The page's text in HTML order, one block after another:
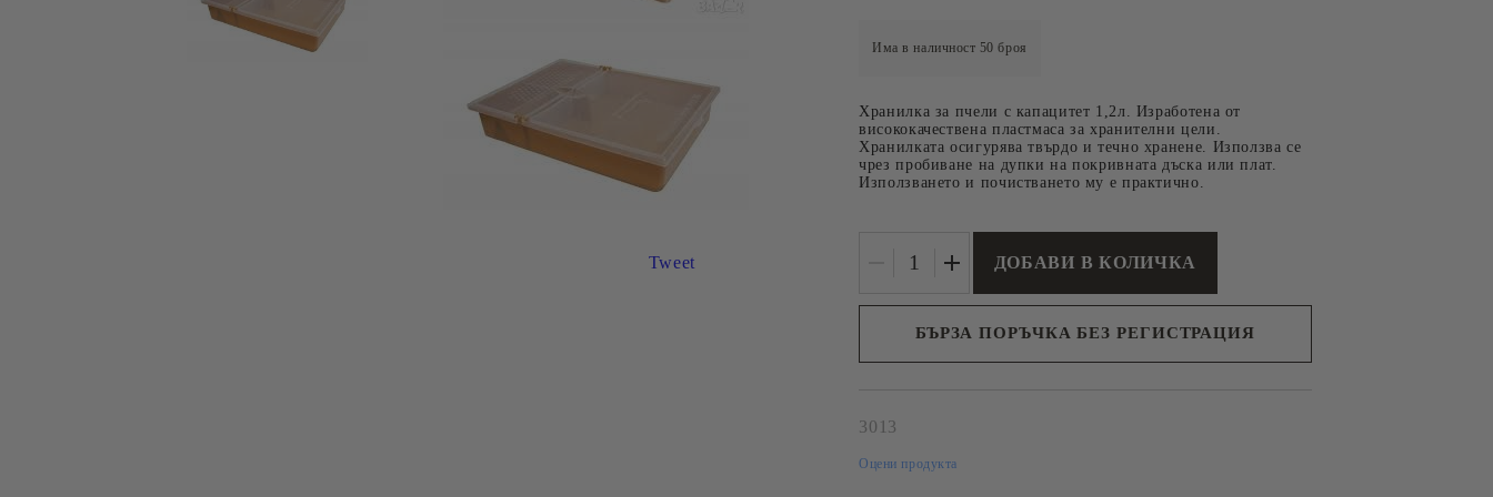
РАЗПЕЧАТВАЩИ
МАШИНИ
РАЗПЕЧАТВАНЕ
ИНВЕНТАР ЗА
ПРЕПАРАТИ
РАЗФАСОВКИ ЗА
ПЧЕЛНИ ПРОДУКТИ
СУВЕНИРИ
Tweet
Има в наличност 50 броя
Хранилка за пчели с капацитет 1,2л. Изработена от
висококачествена пластмаса за хранителни цели.
Хранилката осигурява твърдо и течно хранене. Използва се
чрез пробиване на дупки на покривната дъска или плат.
Използването и почистването му е практично.
БЪРЗА ПОРЪЧКА БЕЗ РЕГИСТРАЦИЯ
3013
Оцени продукта